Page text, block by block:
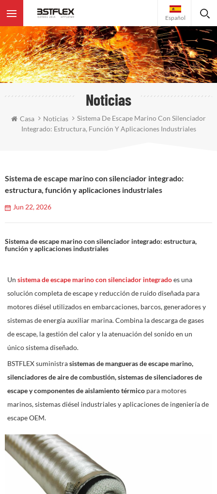
Español
Noticias
Casa Noticias
Sistema De Escape Marino Con Silenciador
Integrado: Estructura, Función Y Aplicaciones Industriales
Sistema de escape marino con silenciador integrado:
estructura, función y aplicaciones industriales
Jun 22, 2026
Sistema de escape marino con silenciador integrado: estructura,
función y aplicaciones industriales
Un sistema de escape marino con silenciador integradoes una
solución completa de escape y reducción de ruido diseñada para
motores diésel utilizados en embarcaciones, barcos, generadores y
sistemas de energía auxiliar marina. Combina la descarga de gases
de escape, la gestión del calor y la atenuación del sonido en un
único sistema diseñado.
BSTFLEX suministrasistemas de mangueras de escape marino,
silenciadores de aire de combustión, sistemas de silenciadores de
escape y componentes de aislamiento térmico para motores
marinos, sistemas diésel industriales y aplicaciones de ingeniería de
escape OEM.